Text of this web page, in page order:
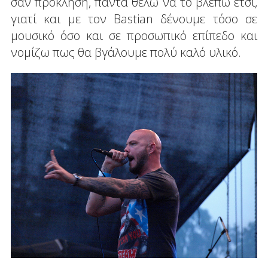
γιατί και με τον Bastian δένουμε τόσο σε
μουσικό όσο και σε προσωπικό επίπεδο και
νομίζω πως θα βγάλουμε πολύ καλό υλικό.